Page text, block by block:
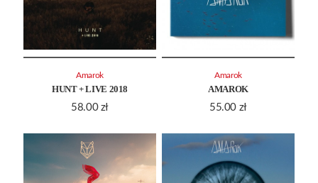
HUNT + LIVE 2018
58.00 zł
Amarok
AMAROK
55.00 zł
Amarok